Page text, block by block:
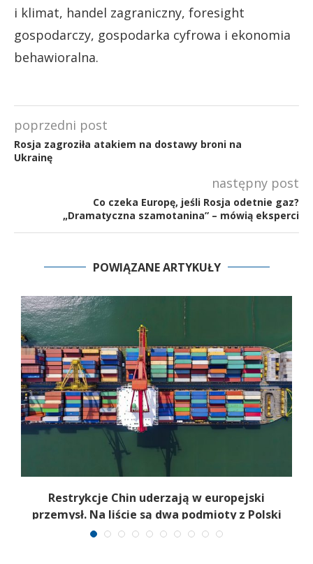
i klimat, handel zagraniczny, foresight
gospodarczy, gospodarka cyfrowa i ekonomia
behawioralna.
poprzedni post
Rosja zagroziła atakiem na dostawy broni na
Ukrainę
następny post
Co czeka Europę, jeśli Rosja odetnie gaz?
„Dramatyczna szamotanina” – mówią eksperci
POWIĄZANE ARTYKUŁY
Restrykcje Chin uderzają w europejski
przemysł. Na liście są dwa podmioty z Polski